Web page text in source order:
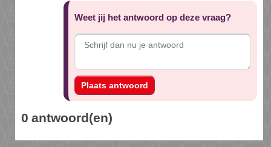
Weet jij het antwoord op deze vraag?
Plaats antwoord
0